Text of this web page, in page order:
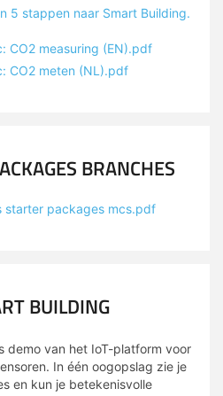
5 stappen naar Smart Building.
CO2 measuring (EN).pdf
CO2 meten (NL).pdf
BRANCHES
starter packages mcs.pdf
BUILDING
demo van het IoT-platform voor
In één oogopslag zie je
en kun je betekenisvolle